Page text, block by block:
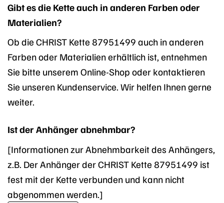
Gibt es die Kette auch in anderen Farben oder
Materialien?
Ob die CHRIST Kette 87951499 auch in anderen
Farben oder Materialien erhältlich ist, entnehmen
Sie bitte unserem Online-Shop oder kontaktieren
Sie unseren Kundenservice. Wir helfen Ihnen gerne
weiter.
Ist der Anhänger abnehmbar?
[Informationen zur Abnehmbarkeit des Anhängers,
z.B. Der Anhänger der CHRIST Kette 87951499 ist
fest mit der Kette verbunden und kann nicht
abgenommen werden.]